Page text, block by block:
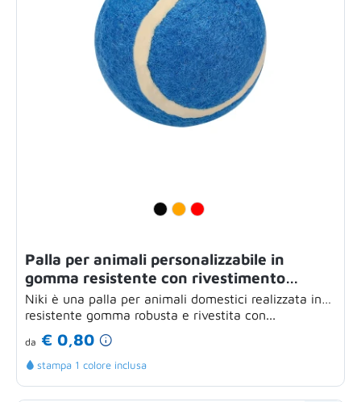
Palla per animali personalizzabile in
gomma resistente con rivestimento
morbido
Niki è una palla per animali domestici realizzata in
resistente gomma robusta e rivestita con...
da € 0,80
stampa 1 colore inclusa